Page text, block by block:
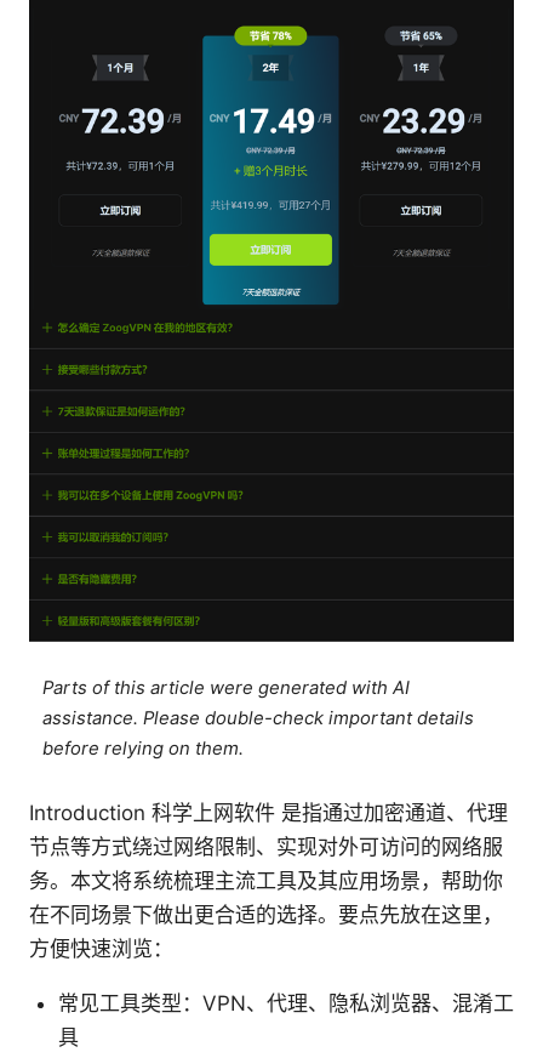
Parts of this article were generated with AI
assistance. Please double-check important details
before relying on them.
Introduction 科学上网软件 是指通过加密通道、代理
节点等方式绕过网络限制、实现对外可访问的网络服
务。本文将系统梳理主流工具及其应用场景，帮助你
在不同场景下做出更合适的选择。要点先放在这里，
方便快速浏览：
常见工具类型：VPN、代理、隐私浏览器、混淆工
具